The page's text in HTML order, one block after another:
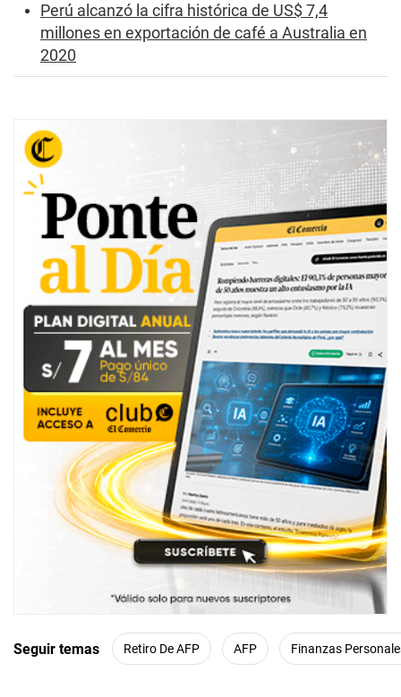
Perú alcanzó la cifra histórica de US$ 7,4
millones en exportación de café a Australia en
2020
Seguir temas Retiro De AFP AFP Finanzas